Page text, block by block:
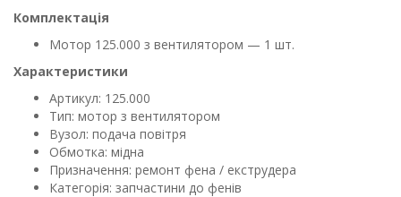
Комплектація
Мотор 125.000 з вентилятором — 1 шт.
Характеристики
Артикул: 125.000
Тип: мотор з вентилятором
Вузол: подача повітря
Обмотка: мідна
Призначення: ремонт фена / екструдера
Категорія: запчастини до фенів